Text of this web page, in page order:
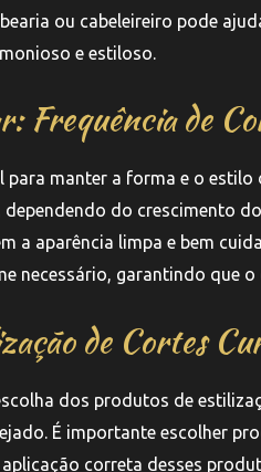
ou cabeleireiro pode
e estiloso.
Frequência de
para manter a forma e o
do crescimento
a aparência limpa e bem
necessário, garantindo que
de Cortes
dos produtos de
É importante escolher
correta desses